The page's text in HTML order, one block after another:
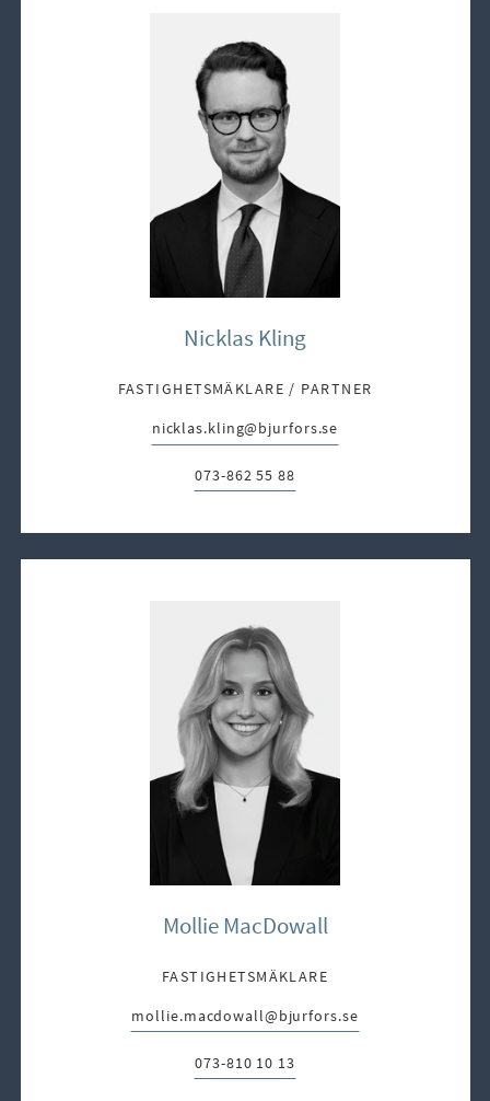
Nicklas Kling
FASTIGHETSMÄKLARE / PARTNER
E-post:
nicklas.kling@bjurfors.se
Telefon:
073-862 55 88
Mollie MacDowall
FASTIGHETSMÄKLARE
E-post:
mollie.macdowall@bjurfors.se
Telefon:
073-810 10 13